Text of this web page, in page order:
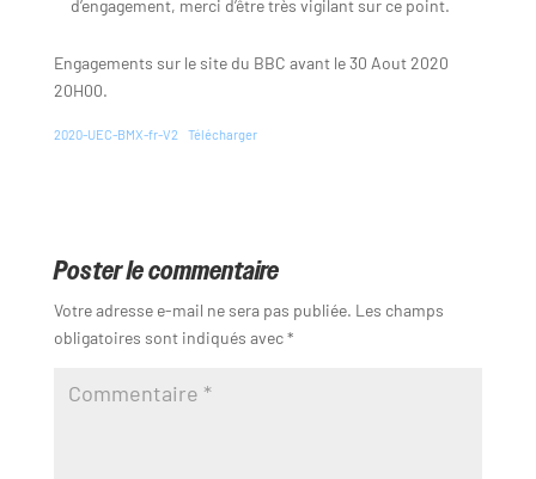
d’engagement, merci d’être très vigilant sur ce point.
Engagements sur le site du BBC avant le 30 Aout 2020
20H00.
2020-UEC-BMX-fr-V2 Télécharger
Poster le commentaire
Votre adresse e-mail ne sera pas publiée. Les champs
obligatoires sont indiqués avec*